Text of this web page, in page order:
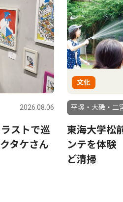
2026.08.06
ストで巡
タケさん
文化
平塚・大磯・二
東海大学松
ンテを体験
ど清掃